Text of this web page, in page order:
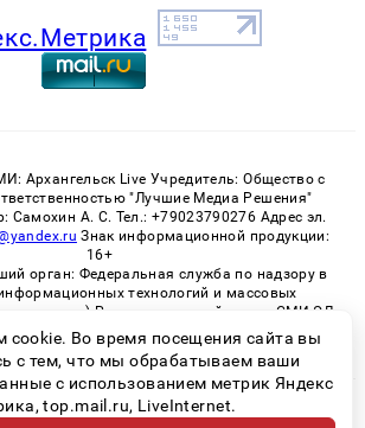
Архангельск Live Учредитель: Общество с
"Лучшие Медиа Решения"
Самохин А. С. Тел.: +79023790276 Адрес эл.
Знак информационной продукции:
16+
орган: Федеральная служба по надзору в
технологий и массовых
Регистрационный номер СМИ ЭЛ
ФС 77 - 82533 от 21.01.2022
Live» | Все права защищены
cookie. Во время посещения сайта вы
с тем, что мы обрабатываем ваши
с использованием метрик Яндекс
top.mail.ru, LiveInternet.